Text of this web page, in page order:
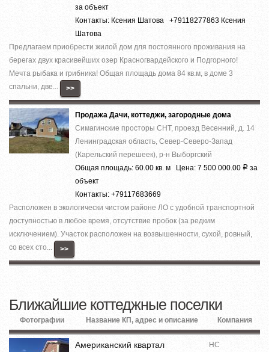
за объект
Контакты: Ксения Шатова +79118277863 Ксения
Шатова
Предлагаем приобрести жилой дом для постоянного проживания на
берегах двух красивейших озер Красногвардейского и Подгорного!
Мечта рыбака и грибника! Общая площадь дома 84 кв.м, в доме 3
спальни, две...
>>
Продажа Дачи, коттеджи, загородные дома
Симагинские просторы СНТ, проезд Весенний, д. 14
Ленинградская область, Север-Северо-Запад
(Карельский перешеек), р-н Выборгский
Общая площадь: 60.00 кв. м Цена: 7 500 000.00 Р за
объект
Контакты: +79117683669
Расположен в экологически чистом районе ЛО с удобной транспортной
доступностью в любое время, отсутствие пробок (за редким
исключением). Участок расположен на возвышенности, сухой, ровный,
со всех сто...
>>
Ближайшие коттеджные поселки
Фотографии Название КП, адрес и описание Компания
Американский квартал
НС